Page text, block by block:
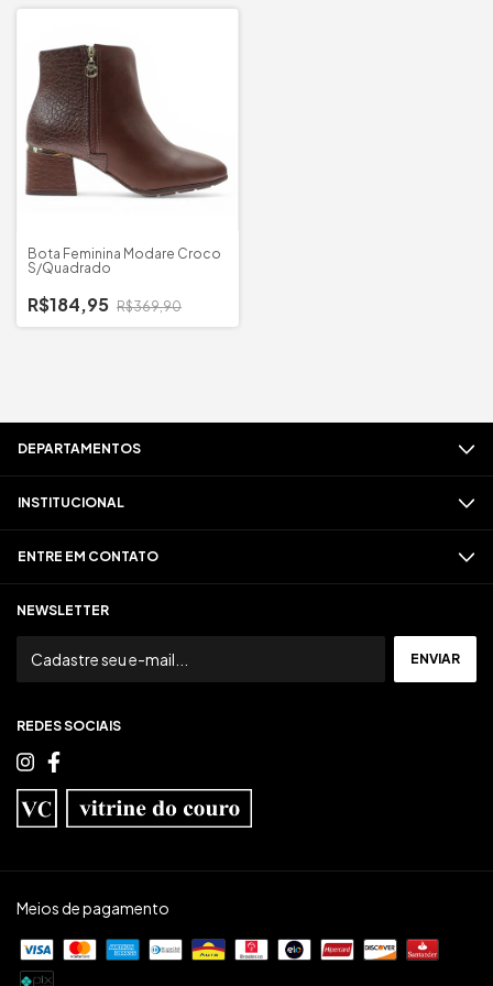
Bota Feminina Modare Croco
S/Quadrado
R$184,95 R$369,90
DEPARTAMENTOS
INSTITUCIONAL
ENTRE EM CONTATO
NEWSLETTER
REDES SOCIAIS
Meios de pagamento